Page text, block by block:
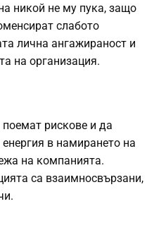
никой не му пука, защо
слабото
лична ангажираност и
на организация.
поемат рискове и да
в намирането на
на компанията.
са взаимносвързани,